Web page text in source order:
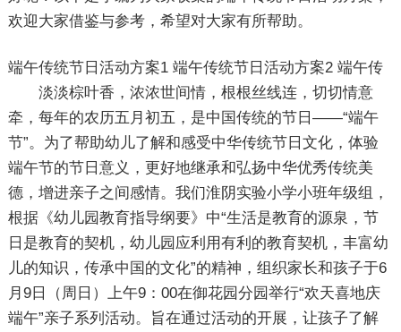
欢迎大家借鉴与参考，希望对大家有所帮助。
端午传统节日活动方案1
淡淡棕叶香，浓浓世间情，根根丝线连，切切情意
牵，每年的农历五月初五，是中国传统的节日――“端午
节”。为了帮助幼儿了解和感受中华传统节日文化，体验
端午节的节日意义，更好地继承和弘扬中华优秀传统美
德，增进亲子之间感情。我们淮阴实验小学小班年级组，
根据《幼儿园教育指导纲要》中“生活是教育的源泉，节
日是教育的契机，幼儿园应利用有利的教育契机，丰富幼
儿的知识，传承中国的文化”的精神，组织家长和孩子于6
月9日（周日）上午9：00在御花园分园举行“欢天喜地庆
端午”亲子系列活动。旨在通过活动的开展，让孩子了解
端午传统节日活动方案2 端午传